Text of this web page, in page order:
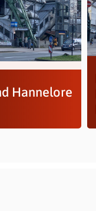
Hannelore